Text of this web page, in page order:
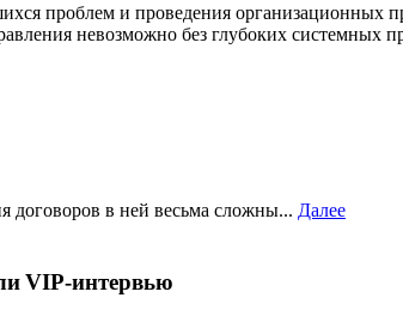
проблем и проведения организационных
невозможно без глубоких системных
договоров в ней весьма сложны... Далее
VIP-интервью